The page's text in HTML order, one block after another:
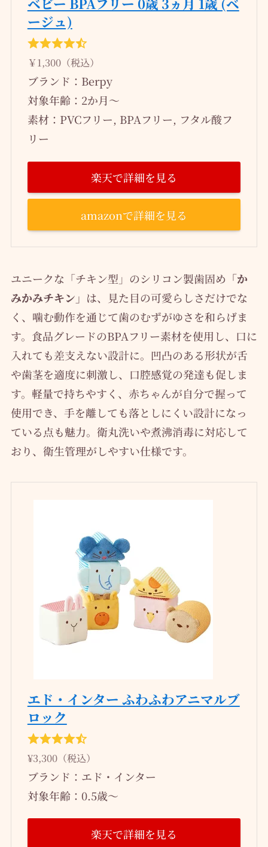
ージュ)
￥1,300（税込）
ブランド：Berpy
対象年齢：2か月～
素材：PVCフリー, BPAフリー, フタル酸フ
リー
楽天で詳細を見る
amazonで詳細を見る
ユニークな「チキン型」のシリコン製歯固め 「か
みかみチキン」 は、見た目の可愛らしさだけでな
く、噛む動作を通じて歯のむずがゆさを和らげま
す。食品グレードのBPAフリー素材を使用し、口に
入れても差支えない設計に。凹凸のある形状が舌
や歯茎を適度に刺激し、口腔感覚の発達も促しま
す。軽量で持ちやすく、赤ちゃんが自分で握って
使用でき、手を離しても落としにくい設計になっ
ている点も魅力。衛丸洗いや煮沸消毒に対応して
おり、衛生管理がしやすい仕様です。
エド・インター ふわふわアニマルブ
ロック
¥3,300（税込）
ブランド：エド・インター
対象年齢：0.5歳～
楽天で詳細を見る